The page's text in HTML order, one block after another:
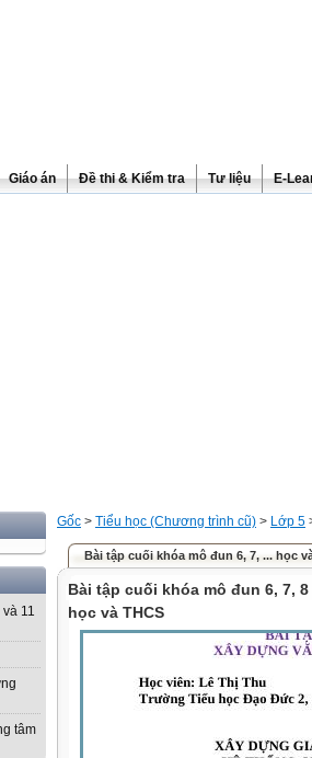
Giáo án Đề thi & Kiểm tra Tư liệu E-
11
tâm
Gốc > Tiểu học (Chương trình cũ) > Lớp 5
Bài tập cuối khóa mô đun 6, 7, ... học
Bài tập cuối khóa mô đun 6, 7,
học và THCS